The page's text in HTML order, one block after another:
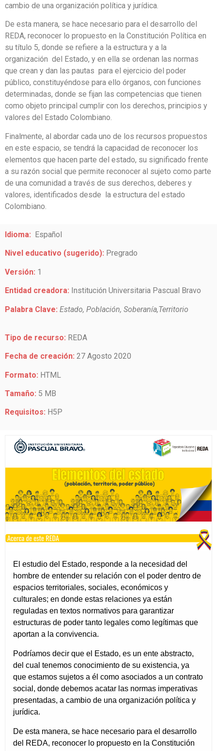
cambio de una organización política y jurídica.
De esta manera, se hace necesario para el desarrollo del
REDA, reconocer lo propuesto en la Constitución Política en
su título 5, donde se refiere a la estructura y a la
organización del Estado, y en ella se ordenan las normas
que crean y dan las pautas para el ejercicio del poder
público, constituyéndose para ello órganos, con funciones
determinadas, donde se fijan las competencias que tienen
como objeto principal cumplir con los derechos, principios y
valores del Estado Colombiano.
Finalmente, al abordar cada uno de los recursos propuestos
en este espacio, se tendrá la capacidad de reconocer los
elementos que hacen parte del estado, su significado frente
a su razón social que permite reconocer al sujeto como parte
de una comunidad a través de sus derechos, deberes y
valores, identificados desde la estructura del estado
Colombiano.
Idioma: Español
Nivel educativo (sugerido): Pregrado
Versión: 1
Entidad creadora: Institución Universitaria Pascual Bravo
Palabra Clave: Estado, Población, Soberanía,Territorio
Tipo de recurso: REDA
Fecha de creación: 27 Agosto 2020
Formato: HTML
Tamaño: 5 MB
Requisitos: H5P